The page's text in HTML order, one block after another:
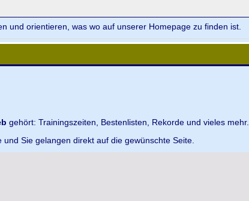
und orientieren, was wo auf unserer Homepage zu finden ist.
gehört: Trainingszeiten, Bestenlisten, Rekorde und vieles mehr.
Sie gelangen direkt auf die gewünschte Seite.